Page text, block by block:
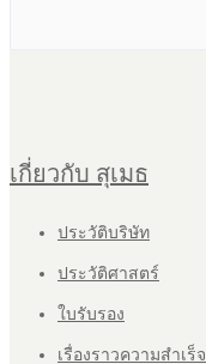
เกี่ยวกับ สุเมธ
ประวัติบริษัท
ประวัติศาสตร์
ใบรับรอง
เรื่องราวความสำเร็จ